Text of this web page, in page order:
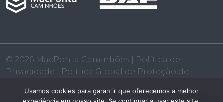
© 2026 MacPonta Caminhões |
Política de
Privacidade
Política Global de Proteção de
Usamos cookies para garantir que oferecemos a melhor